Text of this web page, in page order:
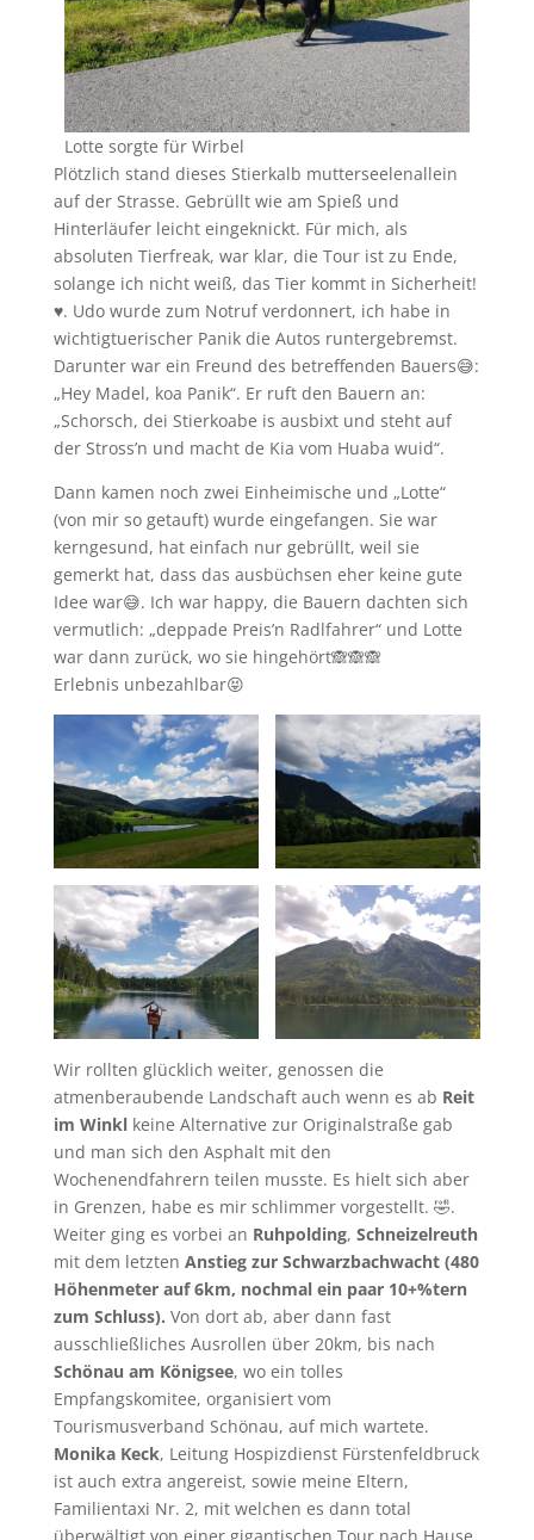
Lotte sorgte für Wirbel
Plötzlich stand dieses Stierkalb mutterseelenallein
auf der Strasse. Gebrüllt wie am Spieß und
Hinterläufer leicht eingeknickt. Für mich, als
absoluten Tierfreak, war klar, die Tour ist zu Ende,
solange ich nicht weiß, das Tier kommt in Sicherheit!
♥️. Udo wurde zum Notruf verdonnert, ich habe in
wichtigtuerischer Panik die Autos runtergebremst.
Darunter war ein Freund des betreffenden Bauers😅:
„Hey Madel, koa Panik“. Er ruft den Bauern an:
„Schorsch, dei Stierkoabe is ausbixt und steht auf
der Stross’n und macht de Kia vom Huaba wuid“.
Dann kamen noch zwei Einheimische und „Lotte“
(von mir so getauft) wurde eingefangen. Sie war
kerngesund, hat einfach nur gebrüllt, weil sie
gemerkt hat, dass das ausbüchsen eher keine gute
Idee war😅. Ich war happy, die Bauern dachten sich
vermutlich: „deppade Preis’n Radlfahrer“ und Lotte
war dann zurück, wo sie hingehört🙈🙈🙈
Erlebnis unbezahlbar😝
Wir rollten glücklich weiter, genossen die
atmenberaubende Landschaft auch wenn es ab Reit
im Winklkeine Alternative zur Originalstraße gab
und man sich den Asphalt mit den
Wochenendfahrern teilen musste. Es hielt sich aber
in Grenzen, habe es mir schlimmer vorgestellt. 🤣.
Weiter ging es vorbei an Ruhpolding, Schneizelreuth
mit dem letzten Anstieg zur Schwarzbachwacht (480
Höhenmeter auf 6km, nochmal ein paar 10+%tern
zum Schluss). Von dort ab, aber dann fast
ausschließliches Ausrollen über 20km, bis nach
Schönau am Königsee, wo ein tolles
Empfangskomitee, organisiert vom
Tourismusverband Schönau, auf mich wartete.
Monika Keck, Leitung Hospizdienst Fürstenfeldbruck
ist auch extra angereist, sowie meine Eltern,
Familientaxi Nr. 2, mit welchen es dann total